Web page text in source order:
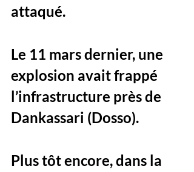
attaqué.
Le 11 mars dernier, une
explosion avait frappé
l’infrastructure près de
Dankassari (Dosso).
Plus tôt encore, dans la